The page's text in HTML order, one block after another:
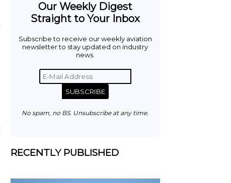
Our Weekly Digest
Straight to Your Inbox
Subscribe to receive our weekly aviation
newsletter to stay updated on industry
news.
SUBSCRIBE
No spam, no BS. Unsubscribe at any time.
RECENTLY PUBLISHED